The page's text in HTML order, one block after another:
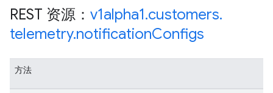
REST 资源： v1alpha1.customers.
telemetry.notificationConfigs
方法